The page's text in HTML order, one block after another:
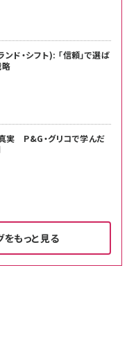
・シフト): 「信頼」で選ば
略
実 P&G・グリコで学んだ
もっと見る